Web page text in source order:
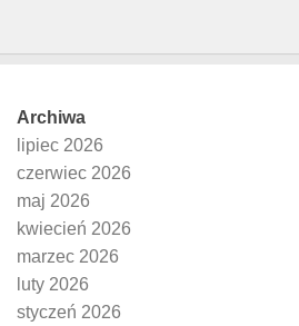
Archiwa
lipiec 2026
czerwiec 2026
maj 2026
kwiecień 2026
marzec 2026
luty 2026
styczeń 2026